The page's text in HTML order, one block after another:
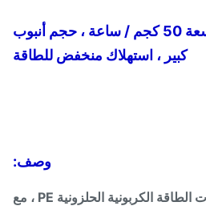
خط بثق الأنبوب PE سعة 50 كجم / ساعة ، حجم أنبوب
كبير ، استهلاك منخفض للطاقة
وصف:
غلاف مدفون لاتصالات الطاقة الكربونية الحلزونية PE ، مع